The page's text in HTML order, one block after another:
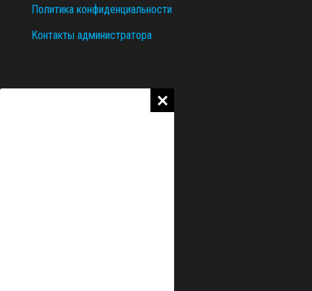
Политика конфиденциальности
Контакты администратора